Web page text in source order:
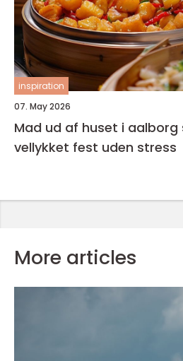
inspiration
07. May 2026
Mad ud af huset i aalborg sådan får du en
vellykket fest uden stress
More articles